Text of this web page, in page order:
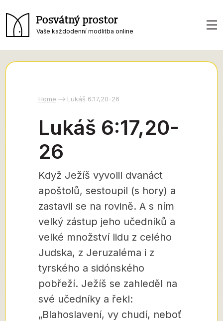
Posvátný prostor
Vaše každodenní modlitba online
Home Lukáš 6:17,20-26
Lukáš 6:17,20-
26
Když Ježíš vyvolil dvanáct
apoštolů, sestoupil (s hory) a
zastavil se na rovině. A s ním
velký zástup jeho učedníků a
velké množství lidu z celého
Judska, z Jeruzaléma i z
tyrského a sidónského
pobřeží. Ježíš se zahleděl na
své učedníky a řekl:
„Blahoslavení, vy chudí, neboť